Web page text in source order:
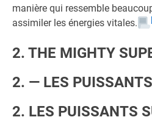
manière qui ressemble
assimiler les énergies vitales.
2. THE MIGHTY
2. — LES
2. LES PUISSANTS